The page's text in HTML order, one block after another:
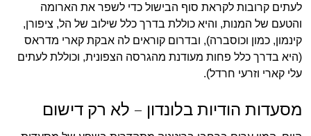
לעתים קרובות לקראת סוף הבישול כדי לשפר את הארומה
והטעם של המנות, והיא כוללת בדרך כלל שילוב של הל, ציפורן,
קינמון, כמון וכוסברה), ובדרום קוראים לה אבקת קארי מדראס
(היא בדרך כלל פחות מעודנת מהגרסה הצפונית, וכוללת לעתים
עלי קארי וזרעי חרדל).
מסעדות הודיות בלונדון – לא רק דישום